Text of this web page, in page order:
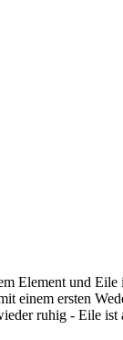
Element und Eile
einem ersten
ruhig - Eile ist